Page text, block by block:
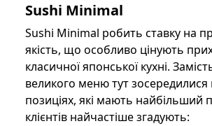
Sushi Minimal
Sushi Minimal робить ставку на
якість, що особливо цінують
класичної японської кухні.
великого меню тут зосередилися
позиціях, які мають найбільший
клієнтів найчастіше згадують: